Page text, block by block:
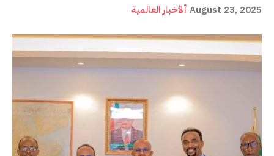
ألأخبار العالمية August 23, 2025